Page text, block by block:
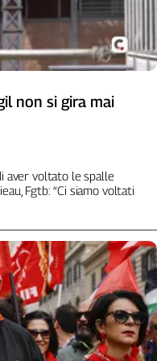
non si gira mai
aver voltato le spalle
Fgtb: “Ci siamo voltati